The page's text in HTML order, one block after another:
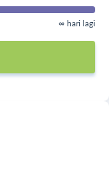
∞ hari lagi